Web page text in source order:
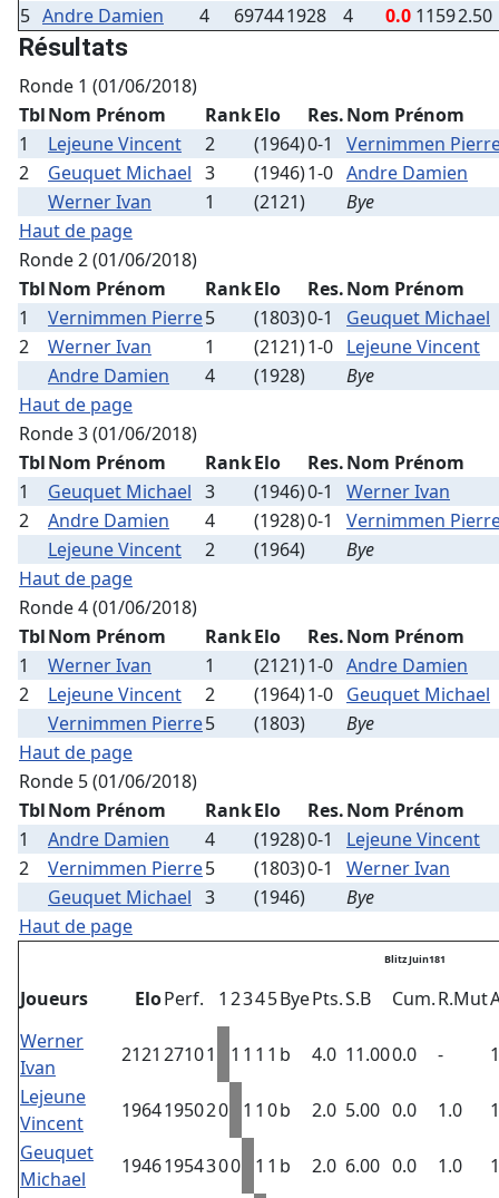
5 Andre Damien 4 697441928 4 0.0 11592.50
Résultats
Ronde 1 (01/06/2018)
TblNom Prénom RankElo Res.Nom Prénom
1
Lejeune Vincent 2 (1964)0-1
Vernimmen
2
Geuquet Michael 3 (1946)1-0 Andre Damien
Werner Ivan
1 (2121)
Bye
Haut de page
Ronde 2 (01/06/2018)
TblNom Prénom RankElo Res.Nom Prénom
1
Vernimmen Pierre5 (1803)0-1
Geuquet Michael
2
Werner Ivan 1 (2121)1-0 Lejeune Vincent
Andre Damien
4 (1928)
Bye
Haut de page
Ronde 3 (01/06/2018)
TblNom Prénom RankElo Res.Nom Prénom
1
Geuquet Michael 3 (1946)0-1
Werner Ivan
2
Andre Damien 4 (1928)0-1
Vernimmen
Lejeune Vincent
2 (1964)
Bye
Haut de page
Ronde 4 (01/06/2018)
TblNom Prénom RankElo Res.Nom Prénom
1
Werner Ivan 1 (2121)1-0 Andre Damien
2
Lejeune Vincent 2 (1964)1-0 Geuquet Michael
Vernimmen Pierre5 (1803)
Bye
Haut de page
Ronde 5 (01/06/2018)
TblNom Prénom RankElo Res.Nom Prénom
1
Andre Damien 4 (1928)0-1
Lejeune Vincent
2
Vernimmen Pierre5 (1803)0-1
Werner Ivan
Geuquet Michael 3 (1946)
Bye
Haut de page
Blitz Juin181
Joueurs EloPerf. 1 2345ByePts.S.B Cum.R.Mut
Werner
Ivan
2121 27101 1 1 1 1 b 4.0 11.000.0 -
Lejeune
Vincent
1964195020 1 1 0b 2.0 5.00 0.0 1.0
Geuquet
Michael
19461954300 1 1 b 2.0 6.00 0.0 1.0